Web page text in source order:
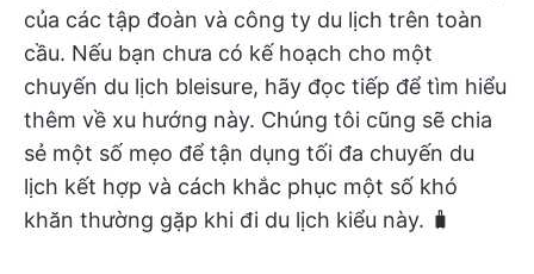
của các tập đoàn và công ty du lịch trên toàn
cầu. Nếu bạn chưa có kế hoạch cho một
chuyến du lịch bleisure, hãy đọc tiếp để tìm hiểu
thêm về xu hướng này. Chúng tôi cũng sẽ chia
sẻ một số mẹo để tận dụng tối đa chuyến du
lịch kết hợp và cách khắc phục một số khó
khăn thường gặp khi đi du lịch kiểu này. 🧳